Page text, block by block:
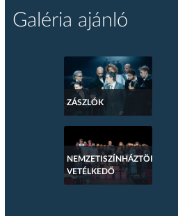
Galéria ajánló
ZÁSZLÓK
VETÉLKEDŐ